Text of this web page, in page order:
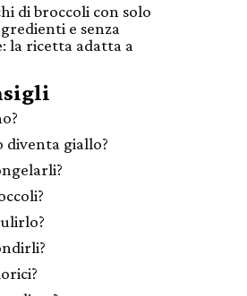
di broccoli con solo
e senza
la ricetta adatta a
diventa giallo?